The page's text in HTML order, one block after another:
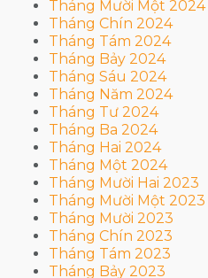
Tháng Mười Một 2024
Tháng Chín 2024
Tháng Tám 2024
Tháng Bảy 2024
Tháng Sáu 2024
Tháng Năm 2024
Tháng Tư 2024
Tháng Ba 2024
Tháng Hai 2024
Tháng Một 2024
Tháng Mười Hai 2023
Tháng Mười Một 2023
Tháng Mười 2023
Tháng Chín 2023
Tháng Tám 2023
Tháng Bảy 2023